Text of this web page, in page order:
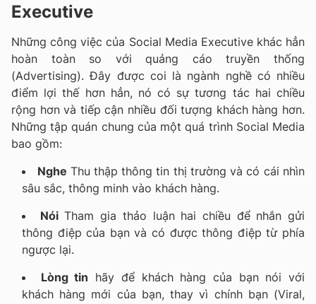
Executive
Những công việc của Social Media Executive khác hẳn
hoàn toàn so với quảng cáo truyền thống
(Advertising). Đây được coi là ngành nghề có nhiều
điểm lợi thế hơn hẳn, nó có sự tương tác hai chiều
rộng hơn và tiếp cận nhiều đối tượng khách hàng hơn.
Những tập quán chung của một quá trình Social Media
bao gồm:
Nghe Thu thập thông tin thị trường và có cái nhìn
sâu sắc, thông minh vào khách hàng.
NóiTham gia thảo luận hai chiều để nhắn gửi
thông điệp của bạn và có được thông điệp từ phía
ngược lại.
Lòng tin hãy để khách hàng của bạn nói với
khách hàng mới của bạn, thay vì chính bạn (Viral,